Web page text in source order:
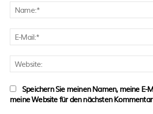
Speichern Sie meinen Namen, meine E-
meine Website für den nächsten